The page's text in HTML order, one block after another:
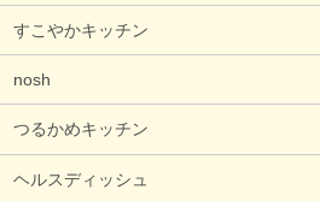
すこやかキッチン
nosh
つるかめキッチン
ヘルスディッシュ